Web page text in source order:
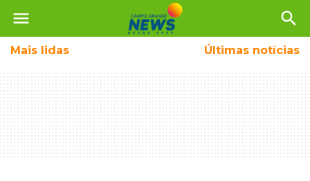
menu search
Mais lidas Últimas notícias